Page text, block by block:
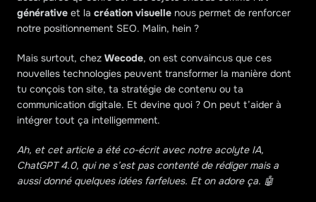
générative et la création visuelle nous permet de renforcer
notre positionnement SEO. Malin, hein ?
Mais surtout, chez Wecode, on est convaincus que ces
nouvelles technologies peuvent transformer la manière dont
tu conçois ton site, ta stratégie de contenu ou ta
communication digitale. Et devine quoi ? On peut t’aider à
intégrer tout ça intelligemment.
Ah, et cet article a été co-écrit avec notre acolyte IA,
ChatGPT 4.0, qui ne s’est pas contenté de rédiger mais a
aussi donné quelques idées farfelues. Et on adore ça. 🤖